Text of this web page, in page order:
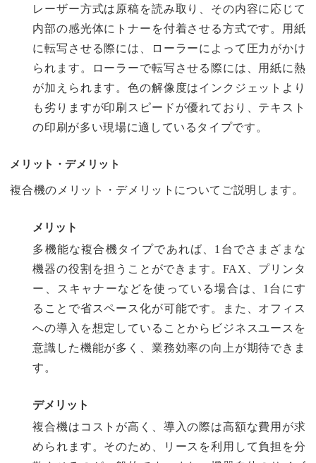
レーザー方式は原稿を読み取り、その内容に応じて
内部の感光体にトナーを付着させる方式です。用紙
に転写させる際には、ローラーによって圧力がかけ
られます。ローラーで転写させる際には、用紙に熱
が加えられます。色の解像度はインクジェットより
も劣りますが印刷スピードが優れており、テキスト
の印刷が多い現場に適しているタイプです。
メリット・デメリット
複合機のメリット・デメリットについてご説明します。
メリット
多機能な複合機タイプであれば、1台でさまざまな
機器の役割を担うことができます。FAX、プリンタ
ー、スキャナーなどを使っている場合は、1台にす
ることで省スペース化が可能です。また、オフィス
への導入を想定していることからビジネスユースを
意識した機能が多く、業務効率の向上が期待できま
す。
デメリット
複合機はコストが高く、導入の際は高額な費用が求
められます。そのため、リースを利用して負担を分